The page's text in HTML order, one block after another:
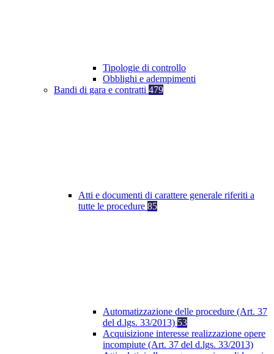
Tipologie di controllo
Obblighi e adempimenti
Bandi di gara e contratti 479
Atti e documenti di carattere generale riferiti a
tutte le procedure 85
Automatizzazione delle procedure (Art. 37
del d.lgs. 33/2013) 53
Acquisizione interesse realizzazione opere
incompiute (Art. 37 del d.lgs. 33/2013)